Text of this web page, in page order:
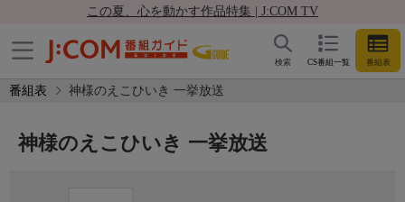
この夏、心を動かす作品特集 | J:COM TV
CS番組一覧 番組表
検索
番組表 神様のえこひいき 一挙放送
神様のえこひいき 一挙放送